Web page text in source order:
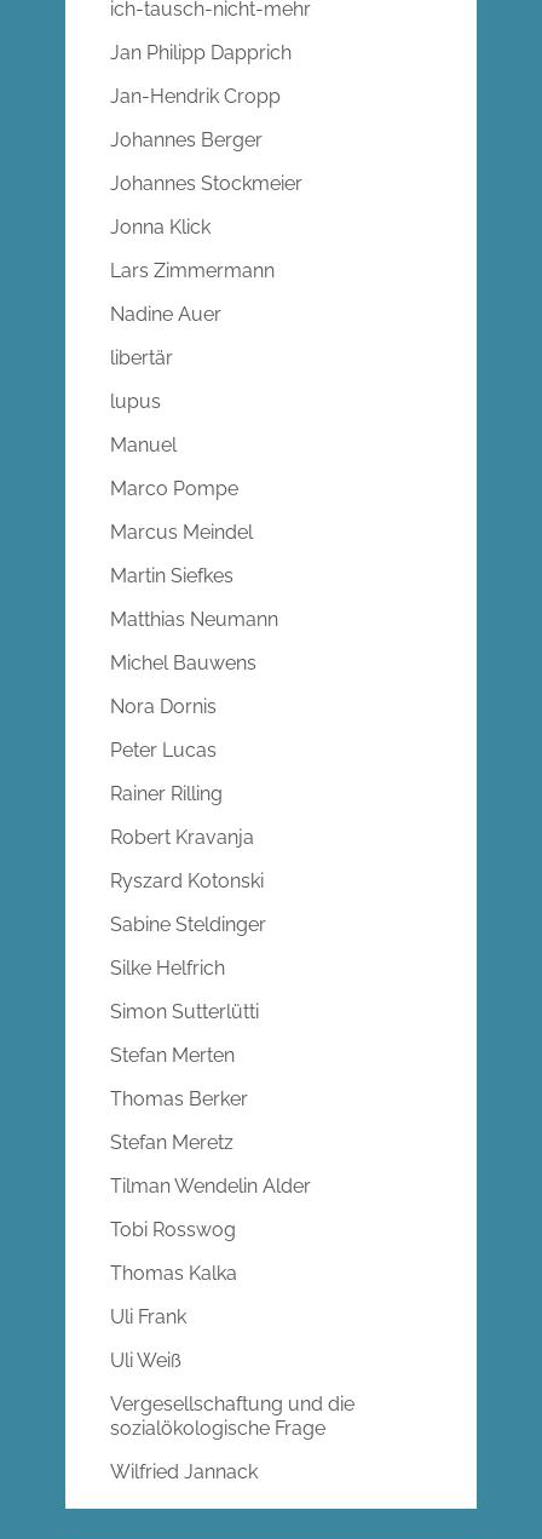
ich-tausch-nicht-mehr
Jan Philipp Dapprich
Jan-Hendrik Cropp
Johannes Berger
Johannes Stockmeier
Jonna Klick
Lars Zimmermann
Nadine Auer
libertär
lupus
Manuel
Marco Pompe
Marcus Meindel
Martin Siefkes
Matthias Neumann
Michel Bauwens
Nora Dornis
Peter Lucas
Rainer Rilling
Robert Kravanja
Ryszard Kotonski
Sabine Steldinger
Silke Helfrich
Simon Sutterlütti
Stefan Merten
Thomas Berker
Stefan Meretz
Tilman Wendelin Alder
Tobi Rosswog
Thomas Kalka
Uli Frank
Uli Weiß
Vergesellschaftung und die
sozialökologische Frage
Wilfried Jannack